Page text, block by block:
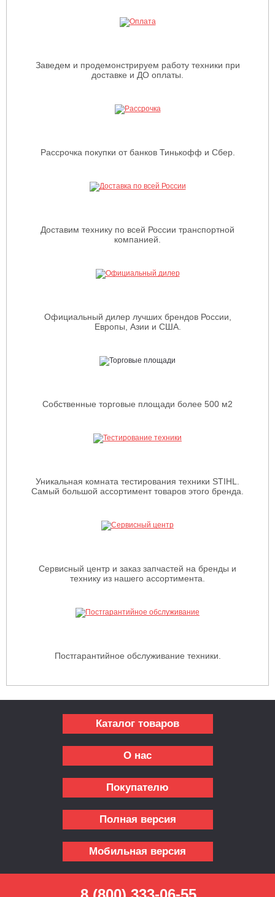
Заведем и продемонстрируем работу техники при
доставке и ДО оплаты.
Рассрочка покупки от банков Тинькофф и Сбер.
Доставим технику по всей России транспортной
компанией.
Официальный дилер лучших брендов России,
Европы, Азии и США.
Собственные торговые площади более 500 м2
Уникальная комната тестирования техники STIHL.
Самый большой ассортимент товаров этого бренда.
Сервисный центр и заказ запчастей на бренды и
технику из нашего ассортимента.
Постгарантийное обслуживание техники.
Каталог товаров
О нас
Покупателю
Полная версия
Мобильная версия